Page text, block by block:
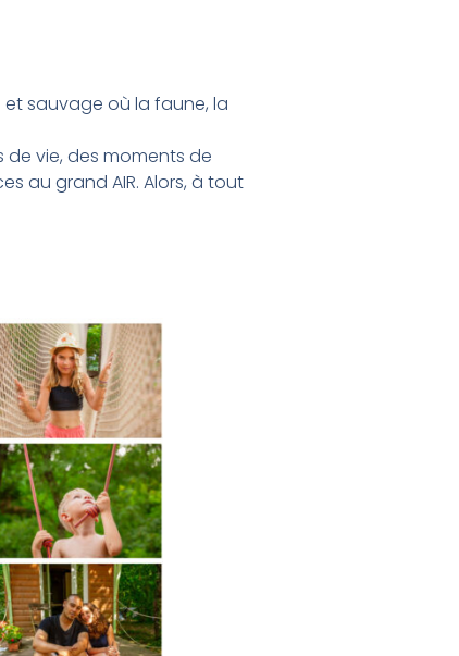
et sauvage où la faune, la
vie, des moments de
au grand AIR. Alors, à tout